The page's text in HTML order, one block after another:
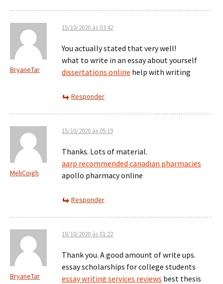
BryaneTar
15/10/2020 às 03:42
You actually stated that very well!
what to write in an essay about yourself
dissertations online help with writing
Responder
MeliCoigh
15/10/2020 às 05:19
Thanks. Lots of material.
aarp recommended canadian pharmacies
apollo pharmacy online
Responder
BryaneTar
18/10/2020 às 01:22
Thank you. A good amount of write ups.
essay scholarships for college students
essay writing services reviews best thesis